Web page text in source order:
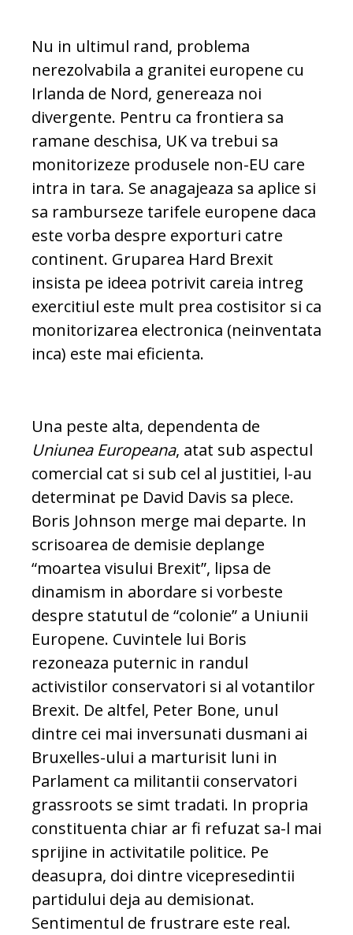
Nu in ultimul rand, problema
nerezolvabila a granitei europene cu
Irlanda de Nord, genereaza noi
divergente. Pentru ca frontiera sa
ramane deschisa, UK va trebui sa
monitorizeze produsele non-EU care
intra in tara. Se anagajeaza sa aplice si
sa ramburseze tarifele europene daca
este vorba despre exporturi catre
continent. Gruparea Hard Brexit
insista pe ideea potrivit careia intreg
exercitiul este mult prea costisitor si ca
monitorizarea electronica (neinventata
inca) este mai eficienta.
Una peste alta, dependenta de
Uniunea Europeana, atat sub aspectul
comercial cat si sub cel al justitiei, l-au
determinat pe David Davis sa plece.
Boris Johnson merge mai departe. In
scrisoarea de demisie deplange
“moartea visului Brexit”, lipsa de
dinamism in abordare si vorbeste
despre statutul de “colonie” a Uniunii
Europene. Cuvintele lui Boris
rezoneaza puternic in randul
activistilor conservatori si al votantilor
Brexit. De altfel, Peter Bone, unul
dintre cei mai inversunati dusmani ai
Bruxelles-ului a marturisit luni in
Parlament ca militantii conservatori
grassroots se simt tradati. In propria
constituenta chiar ar fi refuzat sa-l mai
sprijine in activitatile politice. Pe
deasupra, doi dintre vicepresedintii
partidului deja au demisionat.
Sentimentul de frustrare este real.